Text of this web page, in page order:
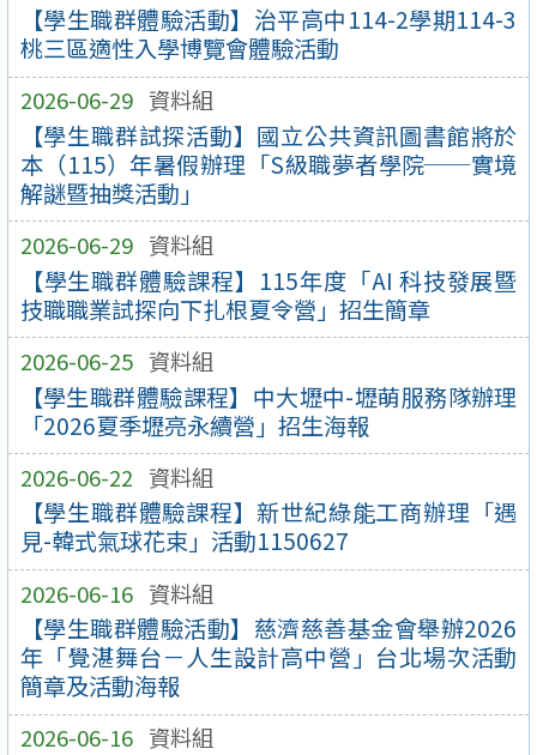
【學生職群體驗活動】治平高中114-2學期114-3
桃三區適性入學博覽會體驗活動
2026-06-29 資料組
【學生職群試探活動】國立公共資訊圖書館將於
本（115）年暑假辦理「S級職夢者學院──實境
解謎暨抽獎活動」
2026-06-29 資料組
【學生職群體驗課程】115年度「AI 科技發展暨
技職職業試探向下扎根夏令營」招生簡章
2026-06-25 資料組
【學生職群體驗課程】中大壢中-壢萌服務隊辦理
「2026夏季壢亮永續營」招生海報
2026-06-22 資料組
【學生職群體驗課程】新世紀綠能工商辦理「遇
見-韓式氣球花束」活動1150627
2026-06-16 資料組
【學生職群體驗活動】慈濟慈善基金會舉辦2026
年「覺湛舞台－人生設計高中營」台北場次活動
簡章及活動海報
2026-06-16 資料組